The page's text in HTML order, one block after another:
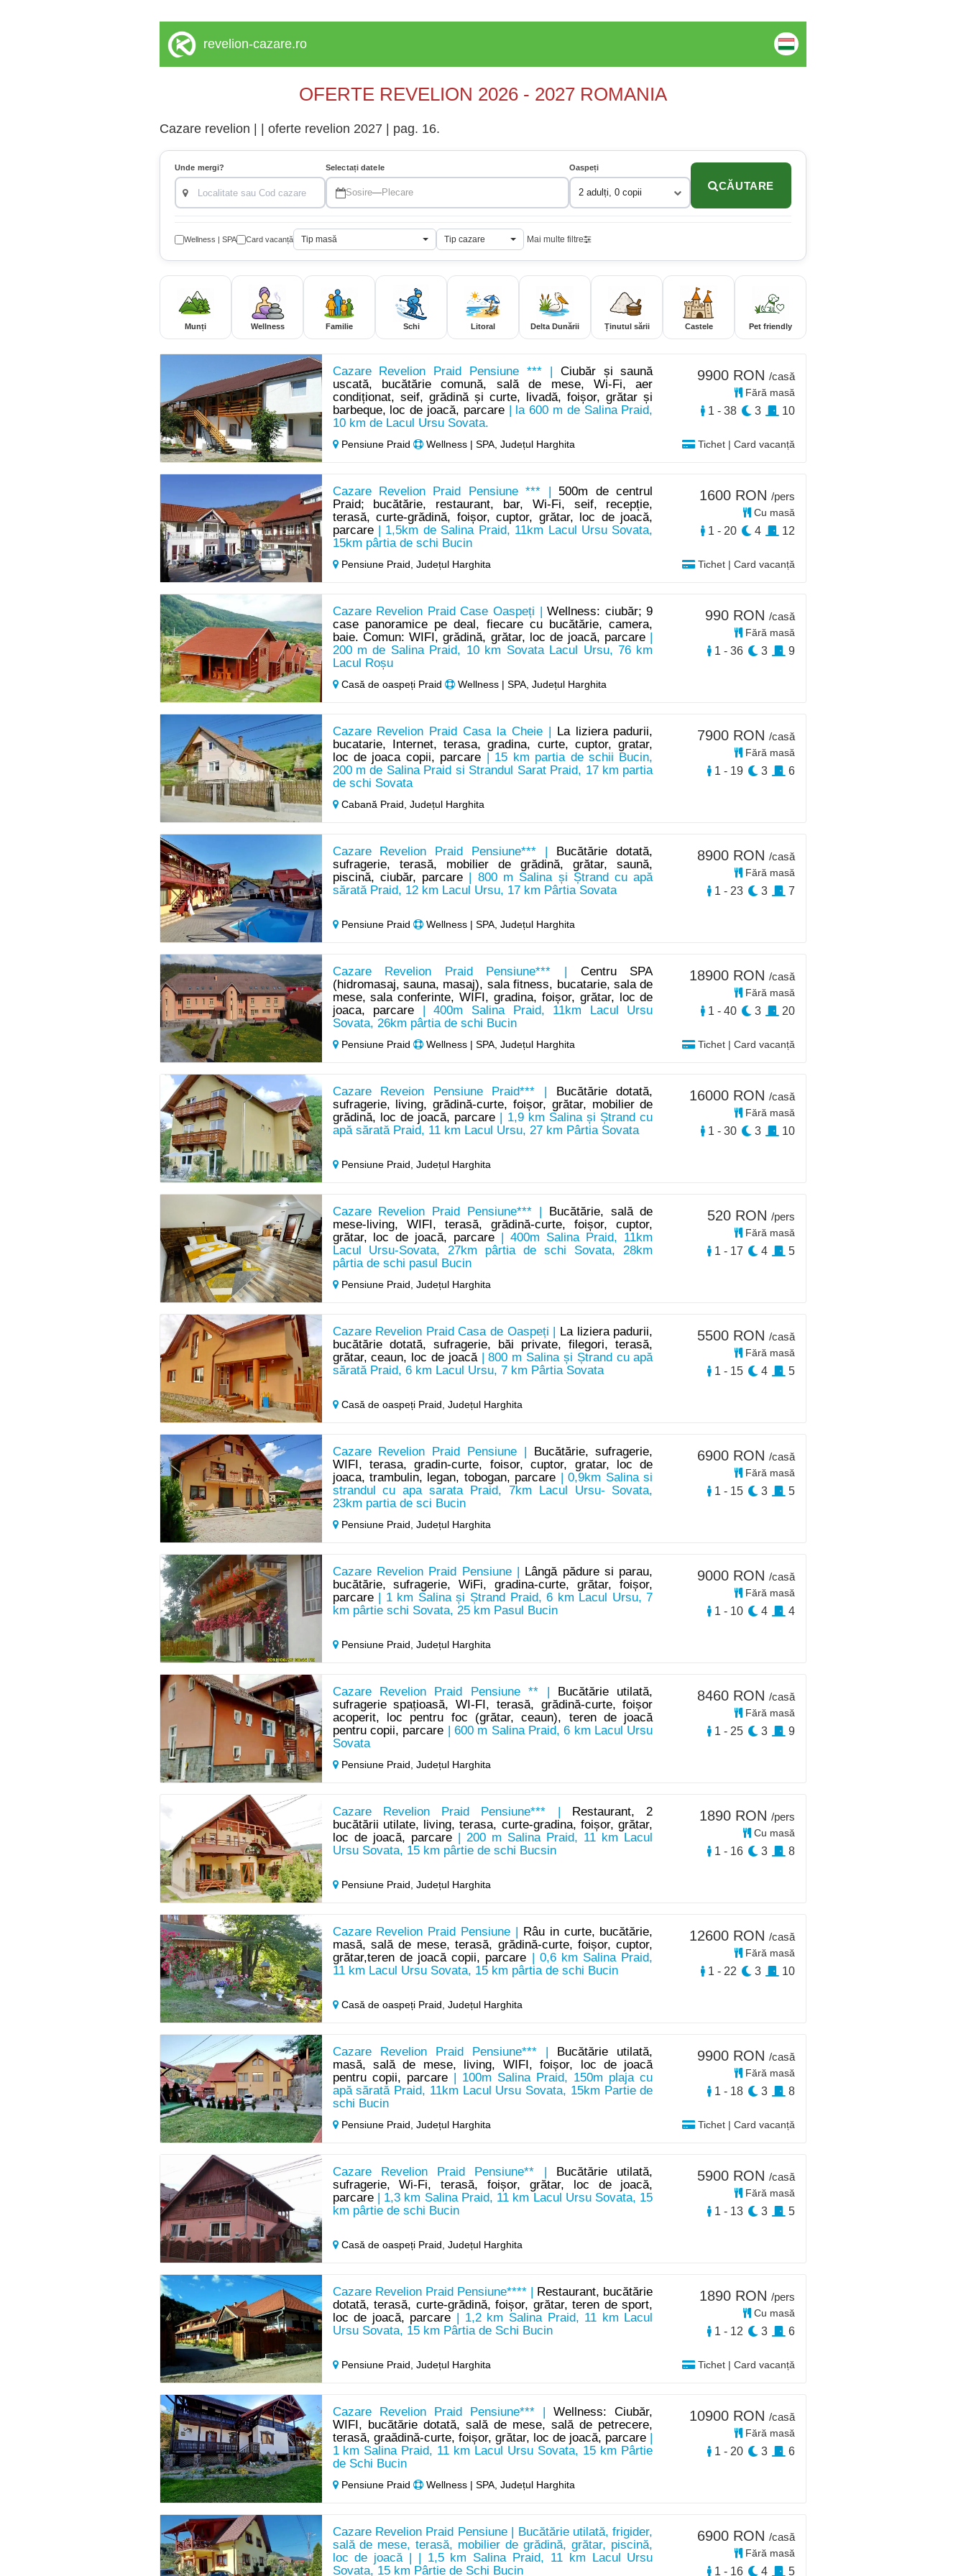
revelion-cazare.ro
OFERTE REVELION 2026 - 2027 ROMANIA
Cazare revelion | | oferte revelion 2027 | pag. 16.
Unde mergi? Selectați datele
Sosire—Plecare
Oaspeți
2 adulți, 0 copii
CĂUTARE
Wellness | SPA Card vacanță Tip masă Tip cazare Mai multe filtre
Munți Wellness Familie Schi Litoral Delta Dunării Ținutul sării Castele Pet friendly
Cazare Revelion Praid Pensiune *** | Ciubăr și saună
uscată, bucătărie comună, sală de mese, Wi-Fi, aer
condiționat, seif, grădină și curte, livadă, foișor, grătar și
barbeque, loc de joacă, parcare| la 600 m de Salina Praid,
10 km de Lacul Ursu Sovata.
Pensiune Praid Wellness | SPA, Județul Harghita Tichet | Card vacanță
9900 RON /casă
Fără masă
1 - 38 3 10
Cazare Revelion Praid Pensiune *** | 500m de centrul
Praid; bucătărie, restaurant, bar, Wi-Fi, seif, recepție,
terasă, curte-grădină, foișor, cuptor, grătar, loc de joacă,
parcare| 1,5km de Salina Praid, 11km Lacul Ursu Sovata,
15km pârtia de schi Bucin
Pensiune Praid, Județul Harghita Tichet | Card vacanță
1600 RON /pers
Cu masă
1 - 20 4 12
Cazare Revelion Praid Case Oaspeți |Wellness: ciubăr; 9
case panoramice pe deal, fiecare cu bucătărie, camera,
baie. Comun: WIFI, grădină, grătar, loc de joacă, parcare
200 m de Salina Praid, 10 km Sovata Lacul Ursu, 76 km
Lacul Roșu
Casă de oaspeți Praid Wellness | SPA, Județul Harghita
990 RON /casă
Fără masă
1 - 36 3 9
Cazare Revelion Praid Casa la Cheie |
La liziera padurii,
bucatarie, Internet, terasa, gradina, curte, cuptor, gratar,
loc de joaca copii, parcare | 15 km partia de schii Bucin,
200 m de Salina Praid si Strandul Sarat Praid, 17 km partia
de schi Sovata
Cabană Praid, Județul Harghita
7900 RON /casă
Fără masă
1 - 19 3 6
Cazare Revelion Praid Pensiune*** |
Bucătărie dotată,
sufragerie, terasă, mobilier de grădină, grătar, saună,
piscină, ciubăr, parcare | 800 m Salina și Ștrand cu apă
sărată Praid, 12 km Lacul Ursu, 17 km Pârtia Sovata
Pensiune Praid Wellness | SPA, Județul Harghita
8900 RON /casă
Fără masă
1 - 23 3 7
Cazare Revelion Praid Pensiune*** | Centru SPA
(hidromasaj, sauna, masaj), sala fitness, bucatarie, sala de
mese, sala conferinte, WIFI, gradina, foișor, grătar, loc de
joaca, parcare | 400m Salina Praid, 11km Lacul Ursu
Sovata, 26km pârtia de schi Bucin
Pensiune Praid Wellness | SPA, Județul Harghita Tichet | Card vacanță
18900 RON /casă
Fără masă
1 - 40 3 20
Cazare Reveion Pensiune Praid*** |
Bucătărie dotată,
sufragerie, living, grădină-curte, foișor, grătar, mobilier de
grădină, loc de joacă, parcare | 1,9 km Salina și Ștrand cu
apă sărată Praid, 11 km Lacul Ursu, 27 km Pârtia Sovata
Pensiune Praid, Județul Harghita
16000 RON /casă
Fără masă
1 - 30 3 10
Cazare Revelion Praid Pensiune*** |
Bucătărie, sală de
mese-living, WIFI, terasă, grădină-curte, foișor, cuptor,
grătar, loc de joacă, parcare | 400m Salina Praid, 11km
Lacul Ursu-Sovata, 27km pârtia de schi Sovata, 28km
pârtia de schi pasul Bucin
Pensiune Praid, Județul Harghita
520 RON /pers
Fără masă
1 - 17 4 5
Cazare Revelion Praid Casa de Oaspeți |
La liziera padurii,
bucătărie dotată, sufragerie, băi private, filegori, terasă,
grătar, ceaun, loc de joacă| 800 m Salina și Ștrand cu apă
sărată Praid, 6 km Lacul Ursu, 7 km Pârtia Sovata
Casă de oaspeți Praid, Județul Harghita
5500 RON /casă
Fără masă
1 - 15 4 5
Cazare Revelion Praid Pensiune |
Bucătărie, sufragerie,
WIFI, terasa, gradin-curte, foisor, cuptor, gratar, loc de
joaca, trambulin, legan, tobogan, parcare | 0,9km Salina si
strandul cu apa sarata Praid, 7km Lacul Ursu- Sovata,
23km partia de sci Bucin
Pensiune Praid, Județul Harghita
6900 RON /casă
Fără masă
1 - 15 3 5
Cazare Revelion Praid Pensiune |
Lângă pădure si parau,
bucătărie, sufragerie, WiFi, gradina-curte, grătar, foișor,
parcare| 1 km Salina și Ștrand Praid, 6 km Lacul Ursu, 7
km pârtie schi Sovata, 25 km Pasul Bucin
Pensiune Praid, Județul Harghita
9000 RON /casă
Fără masă
1 - 10 4 4
Cazare Revelion Praid Pensiune ** |
Bucătărie utilată,
sufragerie spațioasă, WI-FI, terasă, grădină-curte, foișor
acoperit, loc pentru foc (grătar, ceaun), teren de joacă
pentru copii, parcare | 600 m Salina Praid, 6 km Lacul Ursu
Sovata
Pensiune Praid, Județul Harghita
8460 RON /casă
Fără masă
1 - 25 3 9
Cazare Revelion Praid Pensiune*** |
Restaurant, 2
bucătării utilate, living, terasa, curte-gradina, foișor, grătar,
loc de joacă, parcare| 200 m Salina Praid, 11 km Lacul
Ursu Sovata, 15 km pârtie de schi Bucsin
Pensiune Praid, Județul Harghita
1890 RON /pers
Cu masă
1 - 16 3 8
Cazare Revelion Praid Pensiune |
Râu in curte, bucătărie,
masă, sală de mese, terasă, grădină-curte, foișor, cuptor,
grătar,teren de joacă copii, parcare | 0,6 km Salina Praid,
11 km Lacul Ursu Sovata, 15 km pârtia de schi Bucin
Casă de oaspeți Praid, Județul Harghita
12600 RON /casă
Fără masă
1 - 22 3 10
Cazare Revelion Praid Pensiune*** |
Bucătărie utilată,
masă, sală de mese, living, WIFI, foișor, loc de joacă
pentru copii, parcare| 100m Salina Praid, 150m plaja cu
apă sărată Praid, 11km Lacul Ursu Sovata, 15km Partie de
schi Bucin
Pensiune Praid, Județul Harghita Tichet | Card vacanță
9900 RON /casă
Fără masă
1 - 18 3 8
Cazare Revelion Praid Pensiune** |
Bucătărie utilată,
sufragerie, Wi-Fi, terasă, foișor, grătar, loc de joacă,
parcare| 1,3 km Salina Praid, 11 km Lacul Ursu Sovata, 15
km pârtie de schi Bucin
Casă de oaspeți Praid, Județul Harghita
5900 RON /casă
Fără masă
1 - 13 3 5
Cazare Revelion Praid Pensiune**** |
Restaurant, bucătărie
dotată, terasă, curte-grădină, foișor, grătar, teren de sport,
loc de joacă, parcare | 1,2 km Salina Praid, 11 km Lacul
Ursu Sovata, 15 km Pârtia de Schi Bucin
Pensiune Praid, Județul Harghita Tichet | Card vacanță
1890 RON /pers
Cu masă
1 - 12 3 6
Cazare Revelion Praid Pensiune*** |Wellness: Ciubăr,
WIFI, bucătărie dotată, sală de mese, sală de petrecere,
terasă, graădină-curte, foișor, grătar, loc de joacă, parcare
1 km Salina Praid, 11 km Lacul Ursu Sovata, 15 km Pârtie
de Schi Bucin
Pensiune Praid Wellness | SPA, Județul Harghita
10900 RON /casă
Fără masă
1 - 20 3 6
Cazare Revelion Praid Pensiune | Bucătărie utilată, frigider,
sală de mese, terasă, mobilier de grădină, grătar, piscină,
loc de joacă | | 1,5 km Salina Praid, 11 km Lacul Ursu
Sovata, 15 km Pârtie de Schi Bucin
6900 RON /casă
Fără masă
1 - 16 4 5